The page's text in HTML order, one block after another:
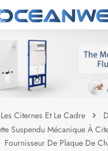
Les Citernes Et Le Cadre
Suspendu Mécanique À
Fournisseur De Plaque De